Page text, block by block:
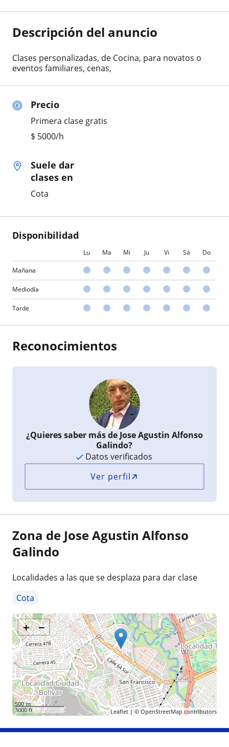
Precio
Primera clase gratis
$ 5000/h
Suele dar
clases en
Cota
Disponibilidad
Lu Ma Mi Ju Vi Sá Do
Mañana
Mediodía
Tarde
Descripción del anuncio
Clases personalizadas, de Cocina, para novatos o
eventos familiares, cenas,
Reconocimientos
¿Quieres saber más de Jose Agustin Alfonso
Galindo?
Datos verificados
Ver perfil
Zona de Jose Agustin Alfonso
Galindo
Localidades a las que se desplaza para dar clase
Cota
+ −
500 m
3000 ft
Leaflet| ©OpenStreetMapcontributors